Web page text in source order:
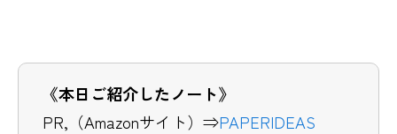
《本日ご紹介したノート》
PR,（Amazonサイト）⇒PAPERIDEAS